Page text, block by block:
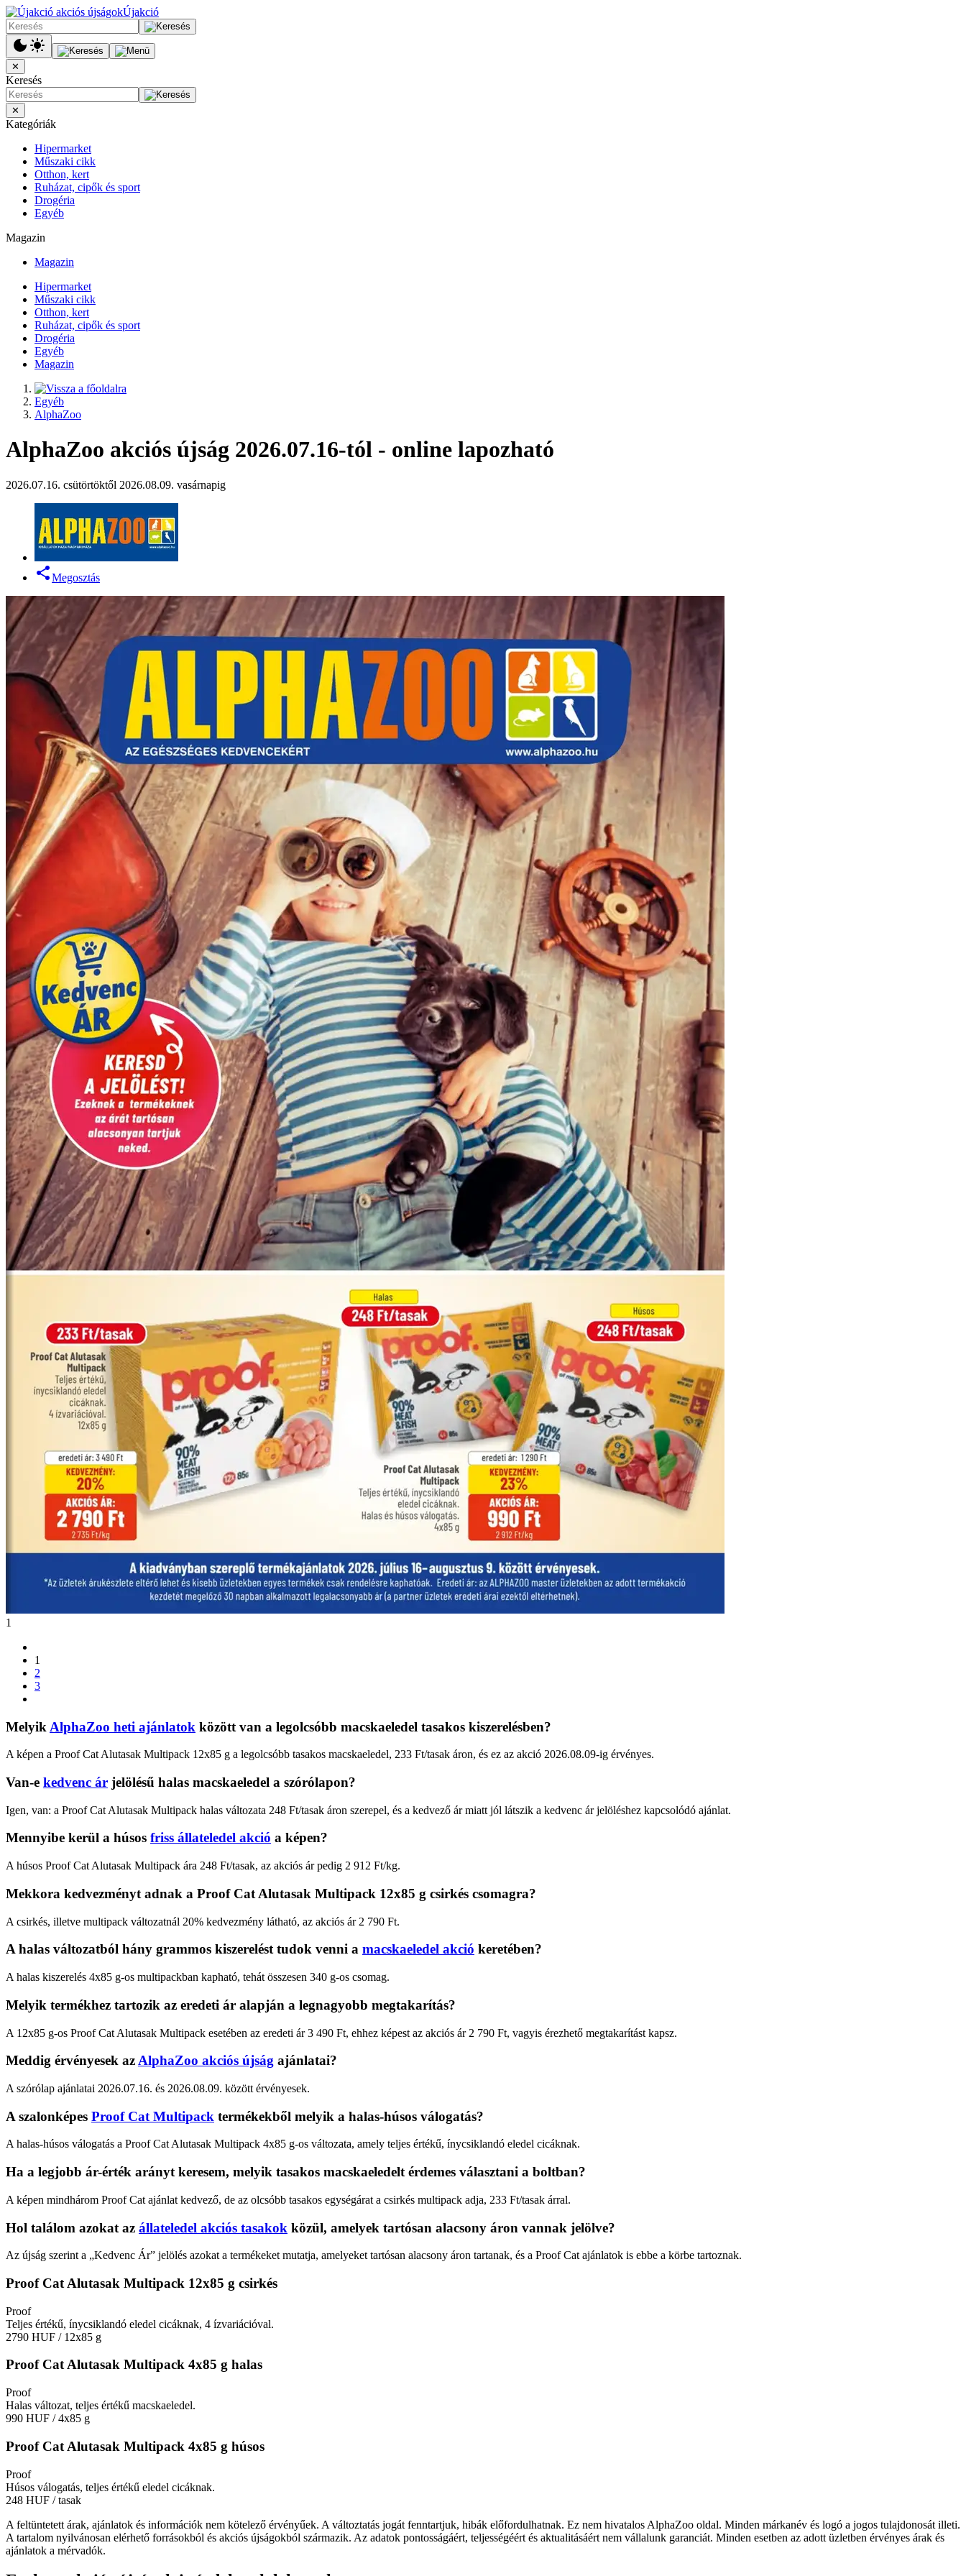
Újakció
✕
Keresés
✕
Kategóriák
Hipermarket
Műszaki cikk
Otthon, kert
Ruházat, cipők és sport
Drogéria
Egyéb
Magazin
Magazin
Hipermarket
Műszaki cikk
Otthon, kert
Ruházat, cipők és sport
Drogéria
Egyéb
Magazin
Egyéb
AlphaZoo
AlphaZoo akciós újság 2026.07.16-tól - online lapozható
2026.07.16. csütörtöktől 2026.08.09. vasárnapig
Megosztás
1
1
2
3
Melyik AlphaZoo heti ajánlatok között van a legolcsóbb macskaeledel tasakos kiszerelésben?
A képen a Proof Cat Alutasak Multipack 12x85 g a legolcsóbb tasakos macskaeledel, 233 Ft/tasak áron, és ez az akció 2026.08.09-ig érvényes.
Van-e kedvenc ár jelölésű halas macskaeledel a szórólapon?
Igen, van: a Proof Cat Alutasak Multipack halas változata 248 Ft/tasak áron szerepel, és a kedvező ár miatt jól látszik a kedvenc ár jelöléshez kapcsolódó ajánlat.
Mennyibe kerül a húsos friss állateledel akció a képen?
A húsos Proof Cat Alutasak Multipack ára 248 Ft/tasak, az akciós ár pedig 2 912 Ft/kg.
Mekkora kedvezményt adnak a Proof Cat Alutasak Multipack 12x85 g csirkés csomagra?
A csirkés, illetve multipack változatnál 20% kedvezmény látható, az akciós ár 2 790 Ft.
A halas változatból hány grammos kiszerelést tudok venni a macskaeledel akció keretében?
A halas kiszerelés 4x85 g-os multipackban kapható, tehát összesen 340 g-os csomag.
Melyik termékhez tartozik az eredeti ár alapján a legnagyobb megtakarítás?
A 12x85 g-os Proof Cat Alutasak Multipack esetében az eredeti ár 3 490 Ft, ehhez képest az akciós ár 2 790 Ft, vagyis érezhető megtakarítást kapsz.
Meddig érvényesek azAlphaZoo akciós újság ajánlatai?
A szórólap ajánlatai 2026.07.16. és 2026.08.09. között érvényesek.
A szalonképes Proof Cat Multipack termékekből melyik a halas-húsos válogatás?
A halas-húsos válogatás a Proof Cat Alutasak Multipack 4x85 g-os változata, amely teljes értékű, ínycsiklandó eledel cicáknak.
Ha a legjobb ár-érték arányt keresem, melyik tasakos macskaeledelt érdemes választani a boltban?
A képen mindhárom Proof Cat ajánlat kedvező, de az olcsóbb tasakos egységárat a csirkés multipack adja, 233 Ft/tasak árral.
Hol találom azokat az állateledel akciós tasakok közül, amelyek tartósan alacsony áron vannak jelölve?
Az újság szerint a „Kedvenc Ár” jelölés azokat a termékeket mutatja, amelyeket tartósan alacsony áron tartanak, és a Proof Cat ajánlatok is ebbe a körbe tartoznak.
Proof Cat Alutasak Multipack 12x85 g csirkés
Proof
Teljes értékű, ínycsiklandó eledel cicáknak, 4 ízvariációval.
2790 HUF / 12x85 g
Proof Cat Alutasak Multipack 4x85 g halas
Proof
Halas változat, teljes értékű macskaeledel.
990 HUF / 4x85 g
Proof Cat Alutasak Multipack 4x85 g húsos
Proof
Húsos válogatás, teljes értékű eledel cicáknak.
248 HUF / tasak
A feltüntetett árak, ajánlatok és információk nem kötelező érvényűek. A változtatás jogát fenntartjuk, hibák előfordulhatnak. Ez nem hivatalos AlphaZoo oldal. Minden márkanév és logó a jogos tulajdonosát illeti.
A tartalom nyilvánosan elérhető forrásokból és akciós újságokból származik. Az adatok pontosságáért, teljességéért és aktualitásáért nem vállalunk garanciát. Minden esetben az adott üzletben érvényes árak és
ajánlatok a mérvadók.